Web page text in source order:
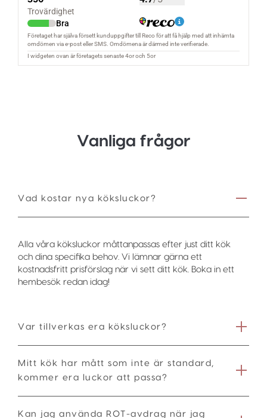
Vanliga frågor
Vad kostar nya köksluckor?
Alla våra köksluckor måttanpassas efter just ditt kök
och dina specifika behov. Vi lämnar gärna ett
kostnadsfritt prisförslag när vi sett ditt kök. Boka in ett
hembesök redan idag!
Var tillverkas era köksluckor?
Mitt kök har mått som inte är standard,
kommer era luckor att passa?
Kan jag använda ROT-avdrag när jag